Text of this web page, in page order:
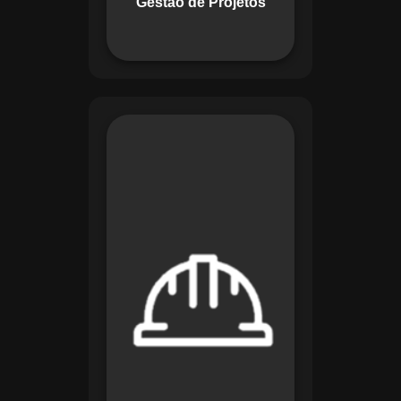
com eficiência.
Maestro organiza
registros de exames
e treinamentos,
automatiza alertas e
disponibiliza